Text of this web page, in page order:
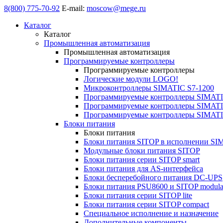
8(800) 775-70-92 E-mail: moscow@mege.ru
Каталог
Каталог
Промышленная автоматизация
Промышленная автоматизация
Программируемые контроллеры
Программируемые контроллеры
Логические модули LOGO!
Микроконтроллеры SIMATIC S7-1200
Программируемые контроллеры
Программируемые контроллеры
Программируемые контроллеры
Блоки питания
Блоки питания
Блоки питания SITOP в исполнении
Модульные блоки питания SITOP
Блоки питания серии SITOP smart
Блоки питания для AS-интерфейса
Блоки бесперебойного питания DC-UPS
Блоки питания PSU8600 и SITOP
Блоки питания серии SITOP lite
Блоки питания серии SITOP compact
Специальное исполнение и назначение